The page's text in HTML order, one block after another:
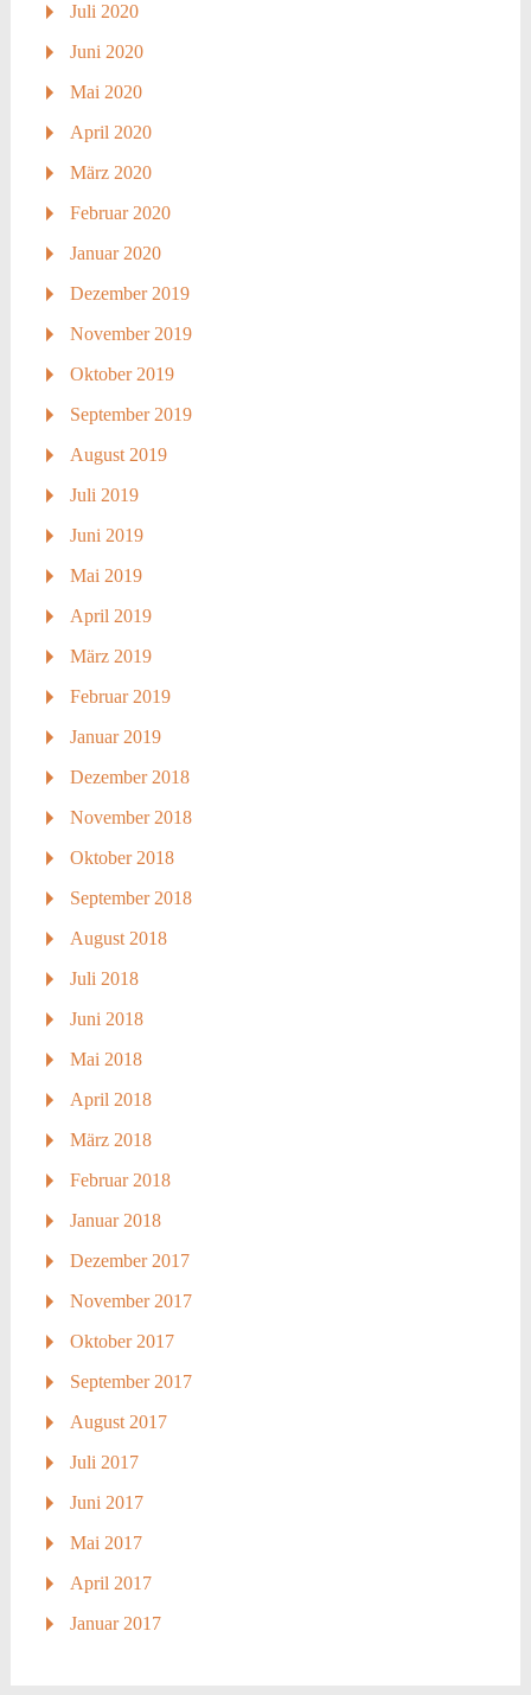
Juli 2020
Juni 2020
Mai 2020
April 2020
März 2020
Februar 2020
Januar 2020
Dezember 2019
November 2019
Oktober 2019
September 2019
August 2019
Juli 2019
Juni 2019
Mai 2019
April 2019
März 2019
Februar 2019
Januar 2019
Dezember 2018
November 2018
Oktober 2018
September 2018
August 2018
Juli 2018
Juni 2018
Mai 2018
April 2018
März 2018
Februar 2018
Januar 2018
Dezember 2017
November 2017
Oktober 2017
September 2017
August 2017
Juli 2017
Juni 2017
Mai 2017
April 2017
Januar 2017